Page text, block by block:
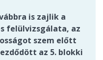
is zajlik a
felülvizsgálata, az
szem előtt
az 5. blokki